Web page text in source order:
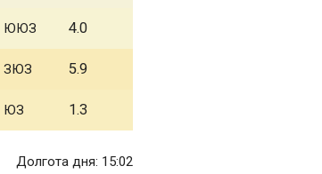
ЮЮЗ 4.0
ЗЮЗ 5.9
ЮЗ 1.3
Долгота дня: 15:02